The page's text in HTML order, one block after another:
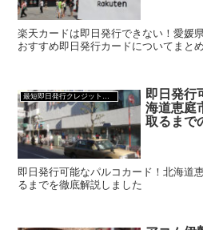
楽天カードは即日発行できない！愛媛
おすすめ即日発行カードについてまとめ
最短即日発行クレジットカード
即日発行
海道恵庭
取るまで
即日発行可能なパルコカード！北海道
るまでを徹底解説しました